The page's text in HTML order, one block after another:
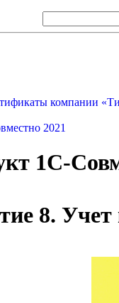
компании
2021
1С-
8.